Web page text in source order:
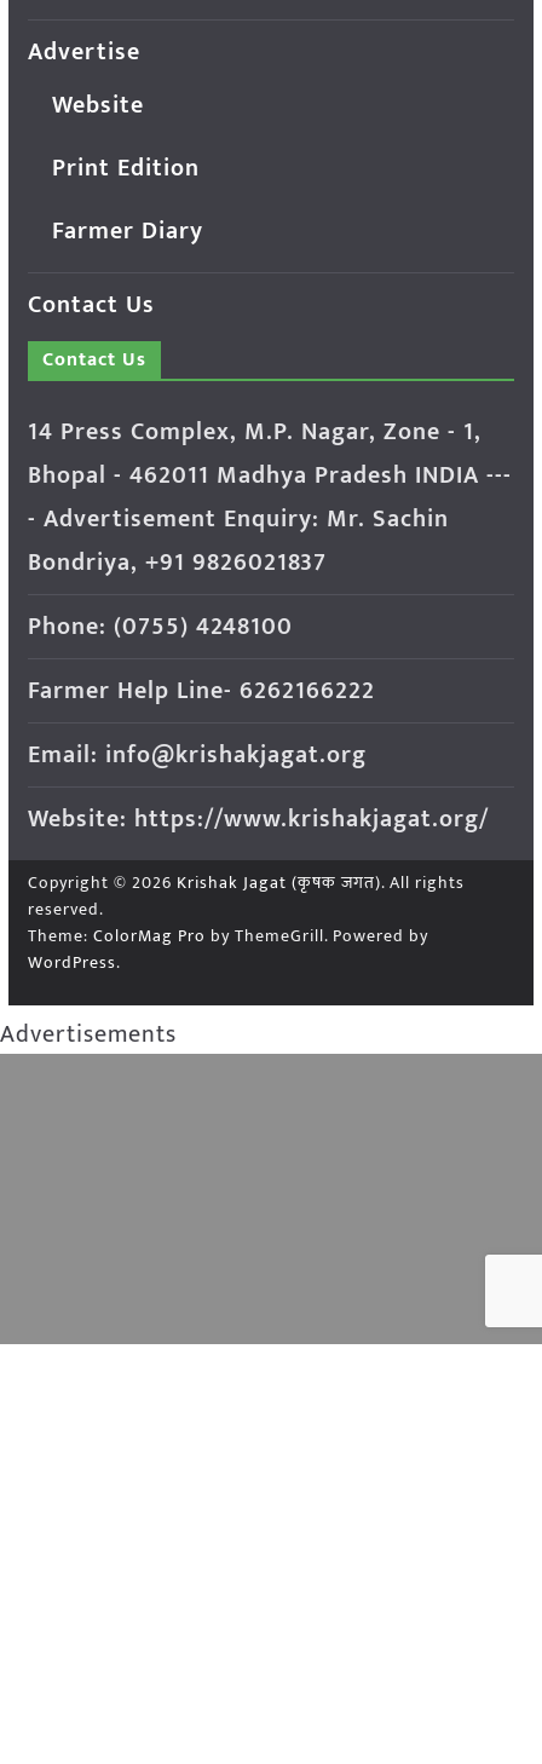
Advertise
Website
Print Edition
Farmer Diary
Contact Us
Contact Us
14 Press Complex, M.P. Nagar, Zone - 1,
Bhopal - 462011 Madhya Pradesh INDIA ---
- Advertisement Enquiry: Mr. Sachin
Bondriya, +91 9826021837
Phone: (0755) 4248100
Farmer Help Line- 6262166222
Email: info@krishakjagat.org
Website: https://www.krishakjagat.org/
Copyright © 2026 Krishak Jagat (कृषक जगत). All rights
reserved.
Theme: ColorMag Pro by ThemeGrill. Powered by
WordPress.
Advertisements